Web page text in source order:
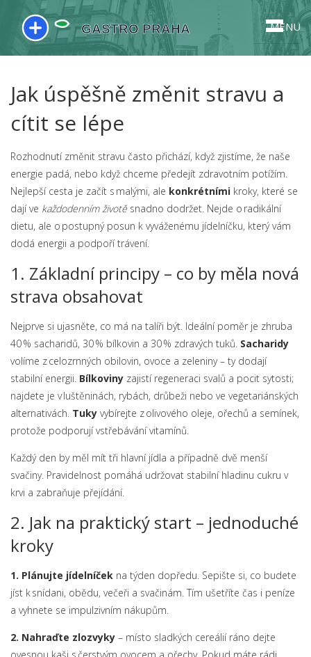
MENU
Jak úspěšně změnit stravu a
cítit se lépe
Rozhodnutí změnit stravu často přichází, když zjistíme, že naše
energie padá, nebo když chceme předejít zdravotním potížím.
Nejlepší cesta je začít s malými, ale konkrétními kroky, které se
dají ve každodenním životěsnadno dodržet. Nejde o radikální
dietu, ale o postupný posun k vyváženému jídelníčku, který vám
dodá energii a podpoří trávení.
1. Základní principy – co by měla nová
strava obsahovat
Nejprve si ujasněte, co má na talíři být. Ideální poměr je zhruba
40 % sacharidů, 30 % bílkovin a 30 % zdravých tuků. Sacharidy
volíme z celozrnných obilovin, ovoce a zeleniny – ty dodají
stabilní energii. Bílkoviny zajistí regeneraci svalů a pocit sytosti;
najdete je v luštěninách, rybách, drůbeži nebo ve vegetariánských
alternativách. Tuky vybírejte z olivového oleje, ořechů a semínek,
protože podporují vstřebávání vitamínů.
Každý den by měl mít tři hlavní jídla a případně dvě menší
svačiny. Pravidelnost pomáhá udržovat stabilní hladinu cukru v
krvi a zabraňuje přejídání.
2. Jak na praktický start – jednoduché
kroky
1. Plánujte jídelníček na týden dopředu. Sepište si, co budete
jíst k snídani, obědu, večeři a svačinám. Tím ušetříte čas i peníze
a vyhnete se impulzivním nákupům.
2. Nahraďte zlozvyky – místo sladkých cereálií ráno dejte